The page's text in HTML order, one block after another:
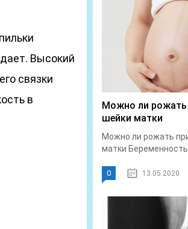
Высокий
связки
в
Можно ли рожать
шейки матки
Можно ли рожать
матки Беременность
0 13.05.2020